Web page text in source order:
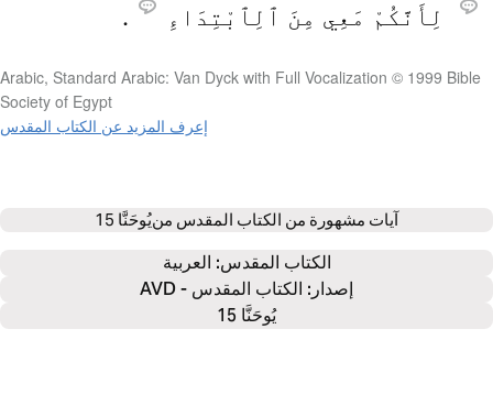
لِأَنَّكُمْ مَعِي مِنَ ٱلِٱبْتِدَاءِ
.
Arabic, Standard Arabic: Van Dyck with Full Vocalization © 1999 Bible
Society of Egypt
إعرف المزيد عن الكتاب المقدس
آيات مشهورة من الكتاب المقدس منيُوحَنَّا 15
الكتاب المقدس: العربية
إصدار: الكتاب المقدس - AVD
يُوحَنَّا 15